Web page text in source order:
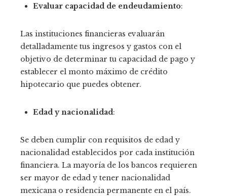
Evaluar capacidad de endeudamiento:
Las instituciones financieras evaluarán
detalladamente tus ingresos y gastos con el
objetivo de determinar tu capacidad de pago y
establecer el monto máximo de crédito
hipotecario que puedes obtener.
Edad y nacionalidad:
Se deben cumplir con requisitos de edad y
nacionalidad establecidos por cada institución
financiera. La mayoría de los bancos requieren
ser mayor de edad y tener nacionalidad
mexicana o residencia permanente en el país.